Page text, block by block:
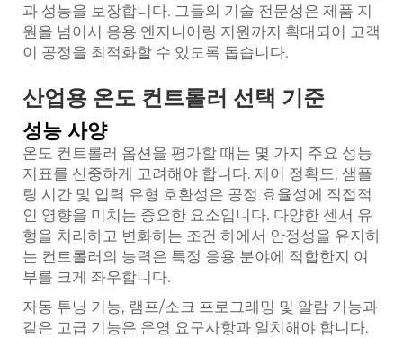
과 성능을 보장합니다. 그들의 기술 전문성은 제품 지
원을 넘어서 응용 엔지니어링 지원까지 확대되어 고객
이 공정을 최적화할 수 있도록 돕습니다.
산업용 온도 컨트롤러 선택 기준
성능 사양
온도 컨트롤러 옵션을 평가할 때는 몇 가지 주요 성능
지표를 신중하게 고려해야 합니다. 제어 정확도, 샘플
링 시간 및 입력 유형 호환성은 공정 효율성에 직접적
인 영향을 미치는 중요한 요소입니다. 다양한 센서 유
형을 처리하고 변화하는 조건 하에서 안정성을 유지하
는 컨트롤러의 능력은 특정 응용 분야에 적합한지 여
부를 크게 좌우합니다.
자동 튜닝 기능, 램프/소크 프로그래밍 및 알람 기능과
같은 고급 기능은 운영 요구사항과 일치해야 합니다.